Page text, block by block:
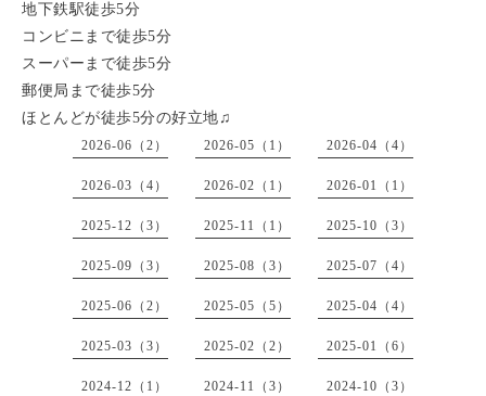
地下鉄駅徒歩5分
コンビニまで徒歩5分
スーパーまで徒歩5分
郵便局まで徒歩5分
ほとんどが徒歩5分の好立地♫
2026-06（2） 2026-05（1） 2026-04（4）
2026-03（4） 2026-02（1） 2026-01（1）
2025-12（3） 2025-11（1） 2025-10（3）
2025-09（3） 2025-08（3） 2025-07（4）
2025-06（2） 2025-05（5） 2025-04（4）
2025-03（3） 2025-02（2） 2025-01（6）
2024-12（1） 2024-11（3） 2024-10（3）